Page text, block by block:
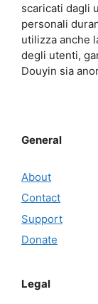
scaricati dagli
personali
utilizza anche
degli utenti,
Douyin sia
General
About
Contact
Support
Donate
Legal